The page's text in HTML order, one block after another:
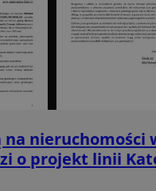
na nieruchomości
o projekt linii